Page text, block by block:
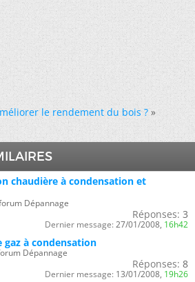
le rendement du bois ? »
chaudière à condensation et
Dépannage
Réponses: 3
Dernier message: 27/01/2008, 16h42
gaz à condensation
Dépannage
Réponses: 8
Dernier message: 13/01/2008, 19h26